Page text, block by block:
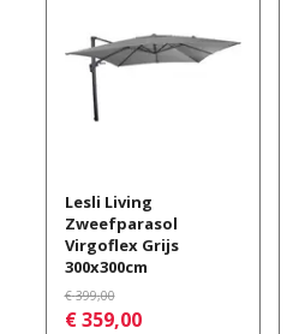
Lesli Living
Zweefparasol
Virgoflex Grijs
300x300cm
€ 399,00
€ 359,00